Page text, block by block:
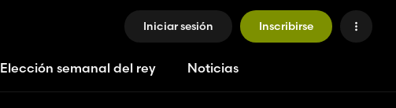
Iniciar sesión Inscribirse
Elección semanal del rey Noticias